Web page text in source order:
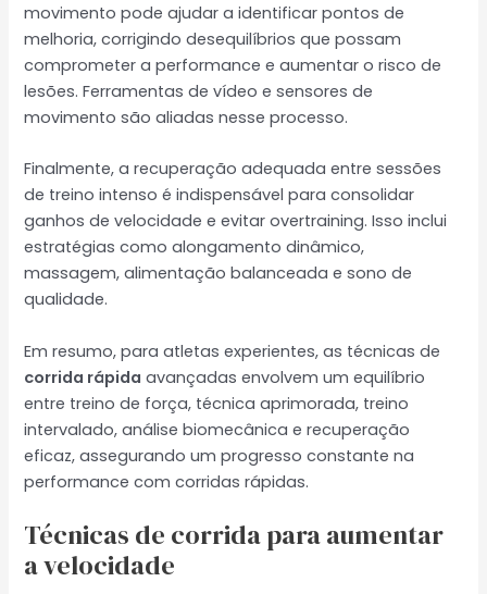
movimento pode ajudar a identificar pontos de
melhoria, corrigindo desequilíbrios que possam
comprometer a performance e aumentar o risco de
lesões. Ferramentas de vídeo e sensores de
movimento são aliadas nesse processo.
Finalmente, a recuperação adequada entre sessões
de treino intenso é indispensável para consolidar
ganhos de velocidade e evitar overtraining. Isso inclui
estratégias como alongamento dinâmico,
massagem, alimentação balanceada e sono de
qualidade.
Em resumo, para atletas experientes, as técnicas de
corrida rápida avançadas envolvem um equilíbrio
entre treino de força, técnica aprimorada, treino
intervalado, análise biomecânica e recuperação
eficaz, assegurando um progresso constante na
performance com corridas rápidas.
Técnicas de corrida para aumentar
a velocidade